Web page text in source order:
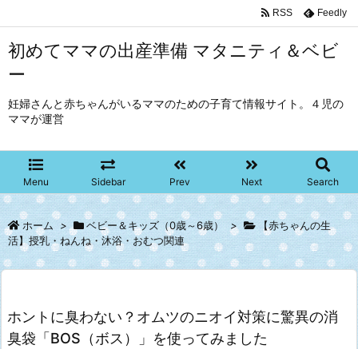
初めてママの出産準備 マタニティ＆ベビ
ー
妊婦さんと赤ちゃんがいるママのための子育て情報サイト。４児の
ママが運営
Menu Sidebar Prev Next Search
RSS Feedly
ホーム > ベビー＆キッズ（0歳～6歳） >
【赤ちゃんの生
活】授乳・ねんね・沐浴・おむつ関連
ホントに臭わない？オムツのニオイ対策に驚異の消
臭袋「BOS（ボス）」を使ってみました